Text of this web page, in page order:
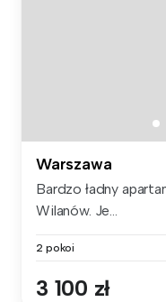
Warszawa
Bardzo ładny
Wilanów. Je...
2 pokoi
3 100 zł